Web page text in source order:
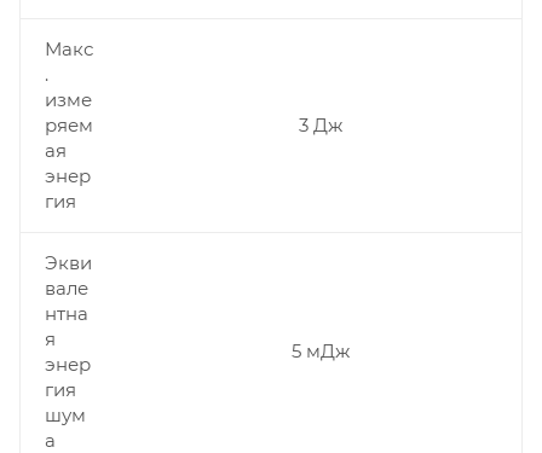
Макс
.
изме
ряем
ая
энер
гия
3 Дж
Экви
вале
нтна
я
энер
гия
шум
а
5 мДж